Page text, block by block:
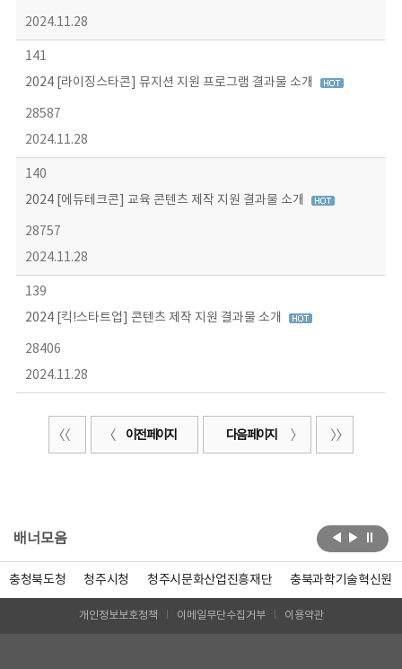
2024.11.28
141
2024 [라이징스타콘] 뮤지션 지원 프로그램 결과물 소개
28587
2024.11.28
140
2024 [에듀테크콘] 교육 콘텐츠 제작 지원 결과물 소개
28757
2024.11.28
139
2024 [킥!스타트업] 콘텐츠 제작 지원 결과물 소개
28406
2024.11.28
이전 페이지 다음 페이지
배너모음
충청북도청 청주시청 청주시문화산업진흥재단 충북과학기술혁신원
개인정보보호정책 이메일무단수집거부 이용약관